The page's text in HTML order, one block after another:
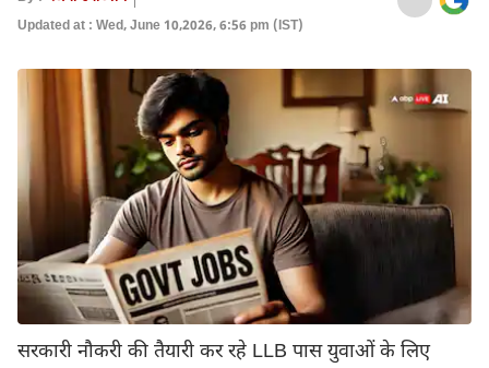
Updated at : Wed, June 10,2026, 6:56 pm (IST)
सरकारी नौकरी की तैयारी कर रहे LLB पास युवाओं के लिए